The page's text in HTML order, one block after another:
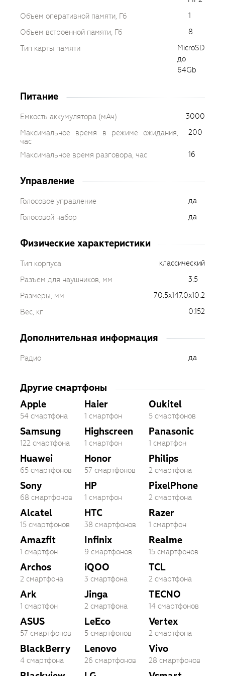
Объем оперативной памяти, Гб
1
Объем встроенной памяти, Гб
8
Тип карты памяти
MicroSD
до
64Gb
Питание
Емкость аккумулятора (мАч)
3000
Максимальное время в режиме ожидания,
час
200
Максимальное время разговора, час 16
Управление
Голосовое управление
да
Голосовой набор
да
Физические характеристики
Тип корпуса
классический
Разъем для наушников, мм
3.5
Размеры, мм
70.5x147.0x10.2
Вес, кг
0.152
Дополнительная информация
Радио да
Другие смартфоны
Apple
54 смартфона
Samsung
122 смартфона
Huawei
65 смартфонов
Sony
68 смартфонов
Alcatel
15 смартфонов
Amazfit
1 смартфон
Archos
2 смартфона
Ark
1 смартфон
ASUS
57 смартфонов
BlackBerry
4 смартфона
Haier
1 смартфон
Highscreen
1 смартфон
Honor
57 смартфонов
HP
1 смартфон
HTC
38 смартфонов
Infinix
9 смартфонов
iQOO
3 смартфона
Jinga
2 смартфона
LeEco
5 смартфонов
Lenovo
26 смартфонов
Oukitel
5 смартфонов
Panasonic
1 смартфон
Philips
2 смартфона
PixelPhone
2 смартфона
Razer
1 смартфон
Realme
15 смартфонов
TCL
2 смартфона
TECNO
14 смартфонов
Vertex
2 смартфона
Vivo
28 смартфонов